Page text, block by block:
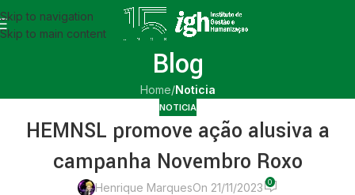
Skip to navigation
Skip to main content
Blog
Home/Noticia
NOTICIA
HEMNSL promove ação alusiva a
campanha Novembro Roxo
Henrique MarquesOn 21/11/2023 0